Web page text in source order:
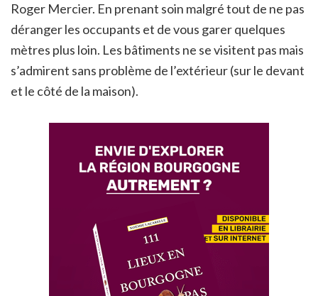
Roger Mercier. En prenant soin malgré tout de ne pas
déranger les occupants et de vous garer quelques
mètres plus loin. Les bâtiments ne se visitent pas mais
s’admirent sans problème de l’extérieur (sur le devant
et le côté de la maison).